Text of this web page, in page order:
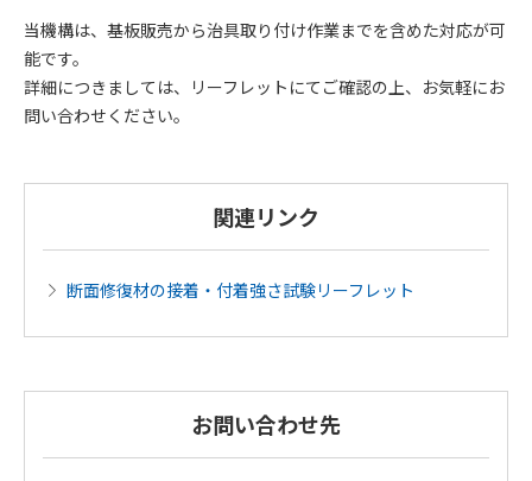
当機構は、基板販売から治具取り付け作業までを含めた対応が可
能です。
詳細につきましては、リーフレットにてご確認の上、お気軽にお
問い合わせください。
関連リンク
断面修復材の接着・付着強さ試験リーフレット
お問い合わせ先